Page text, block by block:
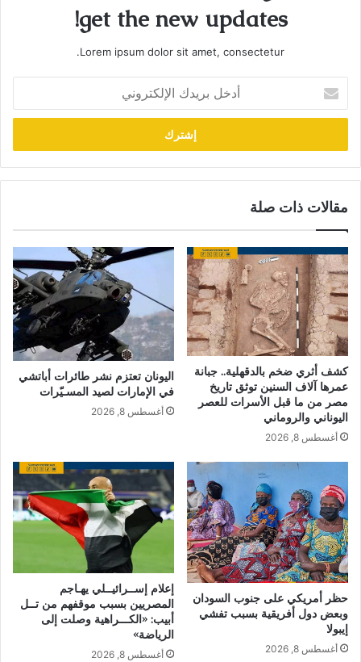
get the new updates!
Lorem ipsum dolor sit amet, consectetur.
بريدك
الإلكتروني
مقالات ذات صلة
كشف أثري ضخم بالدقهلية.. جبانة
عمرها آلاف السنين توثق تاريخ
مصر من ما قبل الأسرات للعصر
اليوناني والروماني
أغسطس 8, 2026
اليونان تعتزم نشر طائرات أباتشي
في الإمارات لصيد المسـيّرات
أغسطس 8, 2026
حظر أمريكي على جنوب السودان
وبعض دول أفريقية بسبب تفشي
إيبولا
أغسطس 8, 2026
إعلام إســرائيــلي يهـاجم
المصريين بسبب موقفهم من تــل
أبيب: «الكـــراهية وصلت إلى
الرياضة»
أغسطس 8, 2026